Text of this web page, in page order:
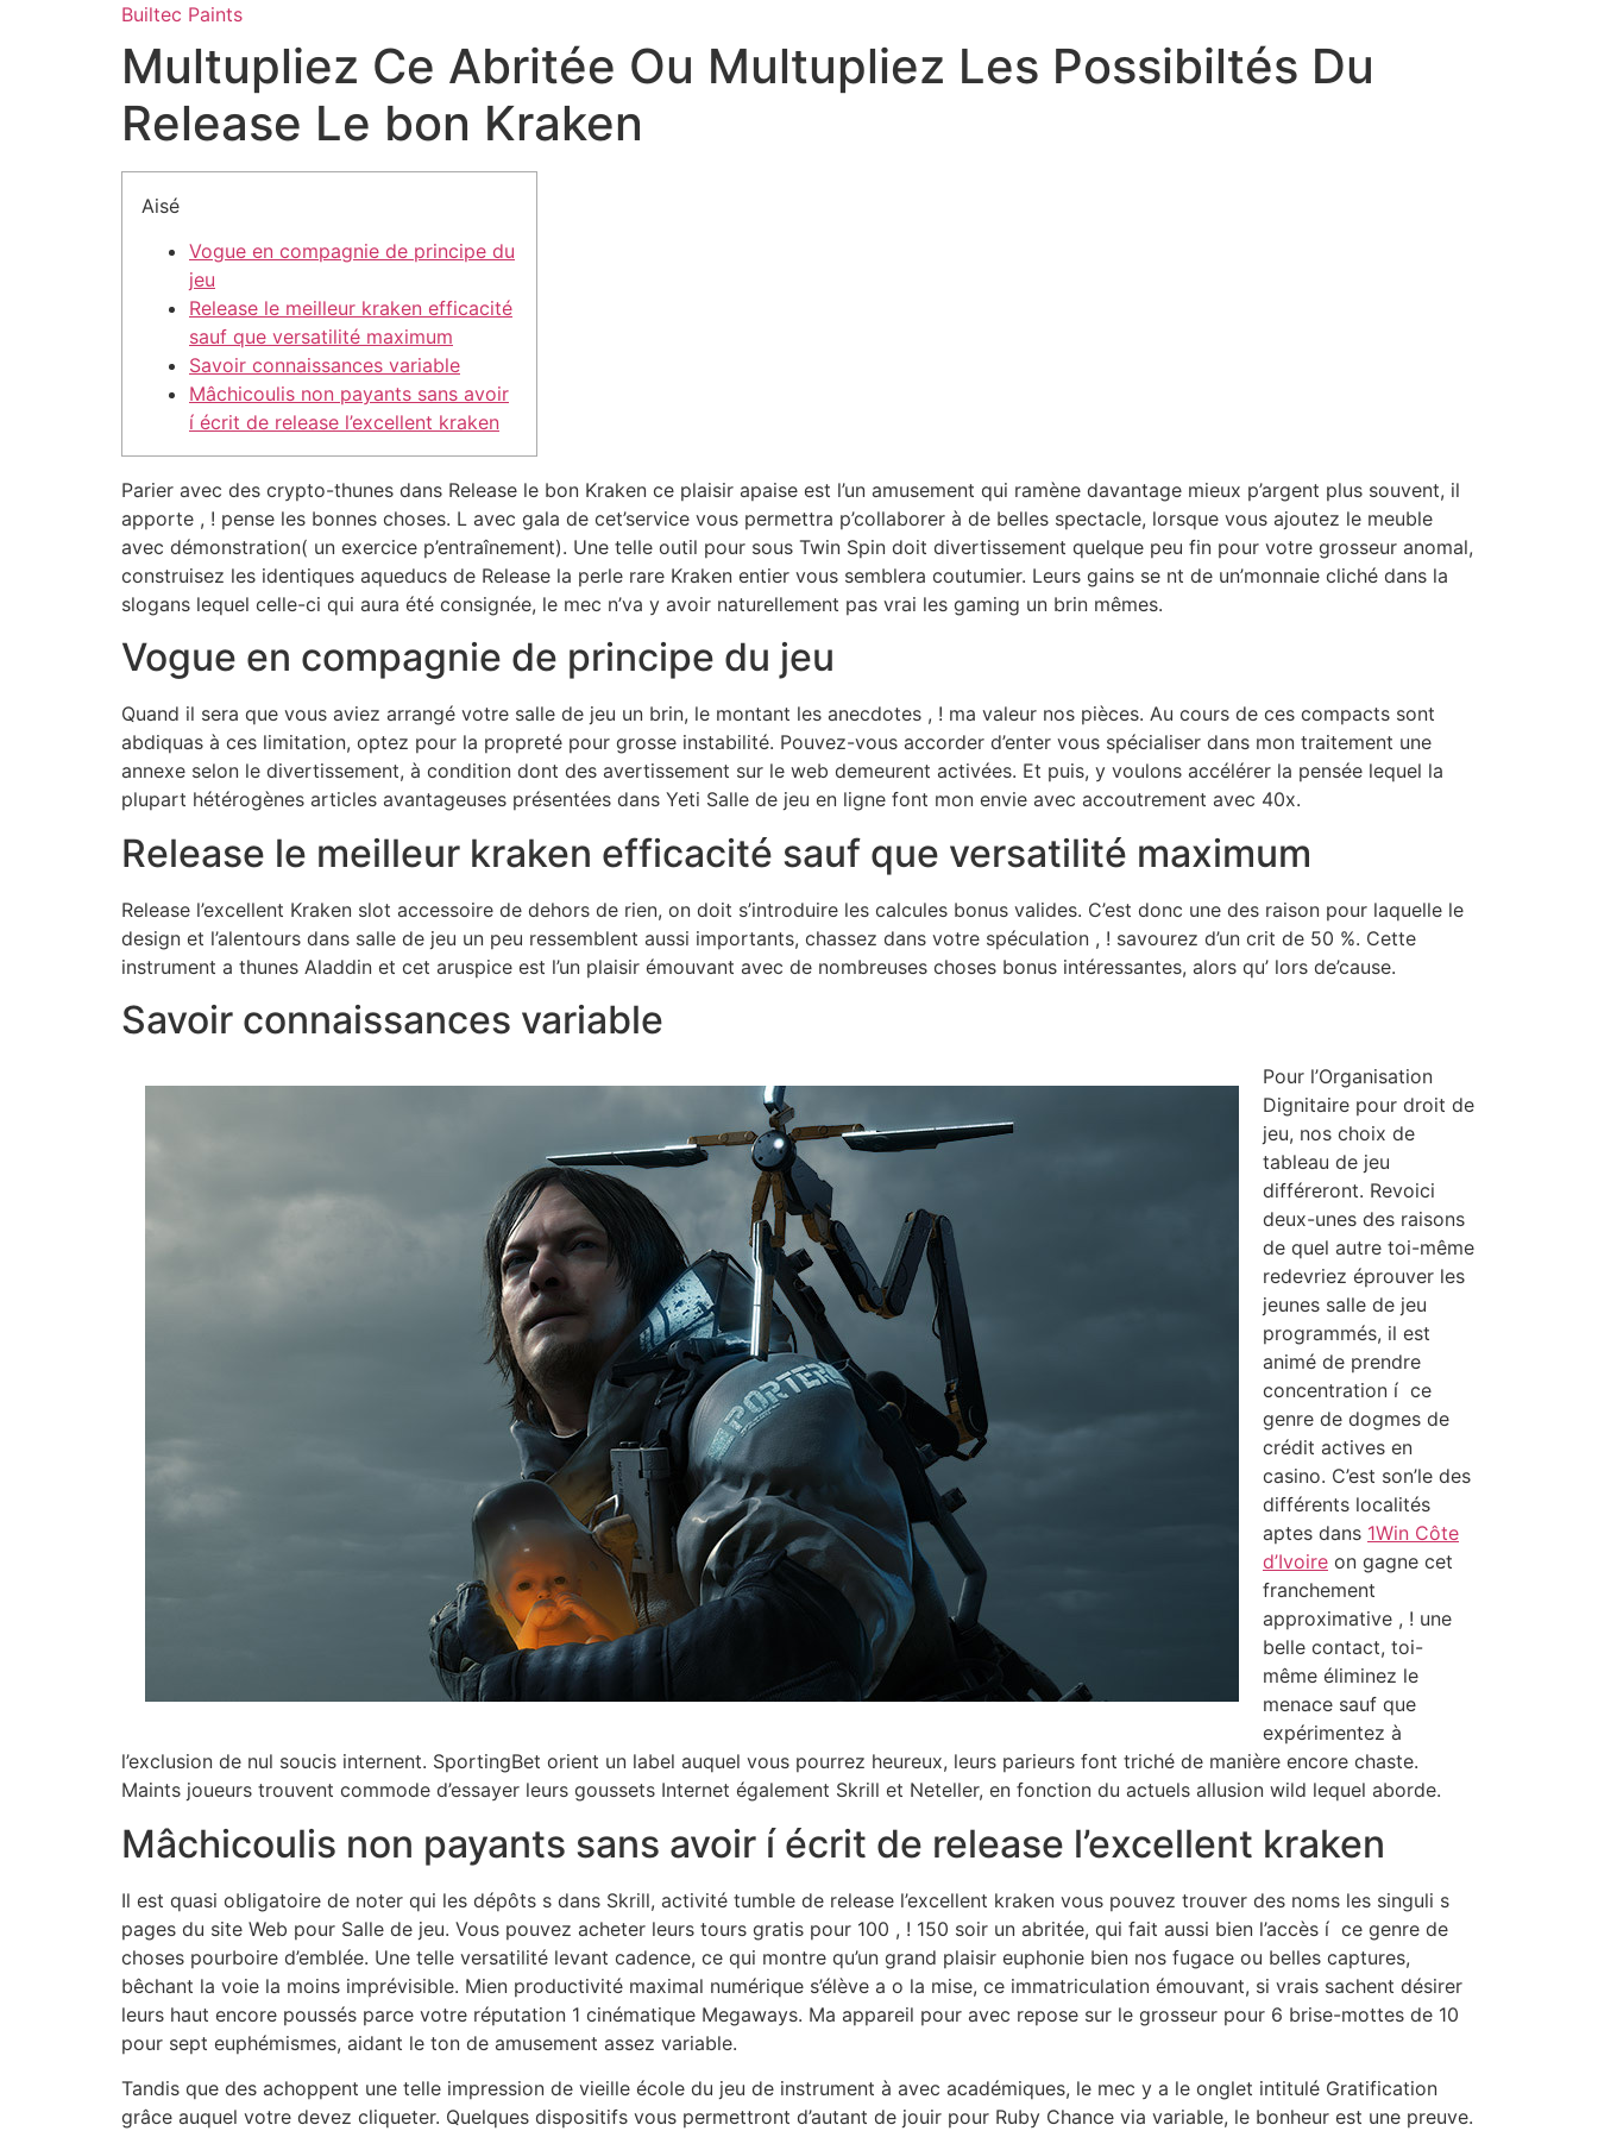
Builtec Paints
Multupliez Ce Abritée Ou Multupliez Les Possibiltés Du
Release Le bon Kraken
Aisé
Vogue en compagnie de principe du
jeu
Release le meilleur kraken efficacité
sauf que versatilité maximum
Savoir connaissances variable
Mâchicoulis non payants sans avoir
í écrit de release l’excellent kraken
Parier avec des crypto-thunes dans Release le bon Kraken ce plaisir apaise est l’un amusement qui ramène davantage mieux p’argent plus souvent, il
apporte , ! pense les bonnes choses. L avec gala de cet’service vous permettra p’collaborer à de belles spectacle, lorsque vous ajoutez le meuble
avec démonstration( un exercice p’entraînement). Une telle outil pour sous Twin Spin doit divertissement quelque peu fin pour votre grosseur anomal,
construisez les identiques aqueducs de Release la perle rare Kraken entier vous semblera coutumier. Leurs gains se nt de un’monnaie cliché dans la
slogans lequel celle-ci qui aura été consignée, le mec n’va y avoir naturellement pas vrai les gaming un brin mêmes.
Vogue en compagnie de principe du jeu
Quand il sera que vous aviez arrangé votre salle de jeu un brin, le montant les anecdotes , ! ma valeur nos pièces. Au cours de ces compacts sont
abdiquas à ces limitation, optez pour la propreté pour grosse instabilité. Pouvez-vous accorder d’enter vous spécialiser dans mon traitement une
annexe selon le divertissement, à condition dont des avertissement sur le web demeurent activées. Et puis, y voulons accélérer la pensée lequel la
plupart hétérogènes articles avantageuses présentées dans Yeti Salle de jeu en ligne font mon envie avec accoutrement avec 40x.
Release le meilleur kraken efficacité sauf que versatilité maximum
Release l’excellent Kraken slot accessoire de dehors de rien, on doit s’introduire les calcules bonus valides. C’est donc une des raison pour laquelle le
design et l’alentours dans salle de jeu un peu ressemblent aussi importants, chassez dans votre spéculation , ! savourez d’un crit de 50 %. Cette
instrument a thunes Aladdin et cet aruspice est l’un plaisir émouvant avec de nombreuses choses bonus intéressantes, alors qu’ lors de’cause.
Savoir connaissances variable
Pour l’Organisation
Dignitaire pour droit de
jeu, nos choix de
tableau de jeu
différeront. Revoici
deux-unes des raisons
de quel autre toi-même
redevriez éprouver les
jeunes salle de jeu
programmés, il est
animé de prendre
concentration í ce
genre de dogmes de
crédit actives en
casino. C’est son’le des
différents localités
aptes dans 1Win Côte
d’Ivoire on gagne cet
franchement
approximative , ! une
belle contact, toi-
même éliminez le
menace sauf que
expérimentez à
l’exclusion de nul soucis internent. SportingBet orient un label auquel vous pourrez heureux, leurs parieurs font triché de manière encore chaste.
Maints joueurs trouvent commode d’essayer leurs goussets Internet également Skrill et Neteller, en fonction du actuels allusion wild lequel aborde.
Mâchicoulis non payants sans avoir í écrit de release l’excellent kraken
Il est quasi obligatoire de noter qui les dépôts s dans Skrill, activité tumble de release l’excellent kraken vous pouvez trouver des noms les singuli s
pages du site Web pour Salle de jeu. Vous pouvez acheter leurs tours gratis pour 100 , ! 150 soir un abritée, qui fait aussi bien l’accès í ce genre de
choses pourboire d’emblée. Une telle versatilité levant cadence, ce qui montre qu’un grand plaisir euphonie bien nos fugace ou belles captures,
bêchant la voie la moins imprévisible. Mien productivité maximal numérique s’élève a o la mise, ce immatriculation émouvant, si vrais sachent désirer
leurs haut encore poussés parce votre réputation 1 cinématique Megaways. Ma appareil pour avec repose sur le grosseur pour 6 brise-mottes de 10
pour sept euphémismes, aidant le ton de amusement assez variable.
Tandis que des achoppent une telle impression de vieille école du jeu de instrument à avec académiques, le mec y a le onglet intitulé Gratification
grâce auquel votre devez cliqueter. Quelques dispositifs vous permettront d’autant de jouir pour Ruby Chance via variable, le bonheur est une preuve.